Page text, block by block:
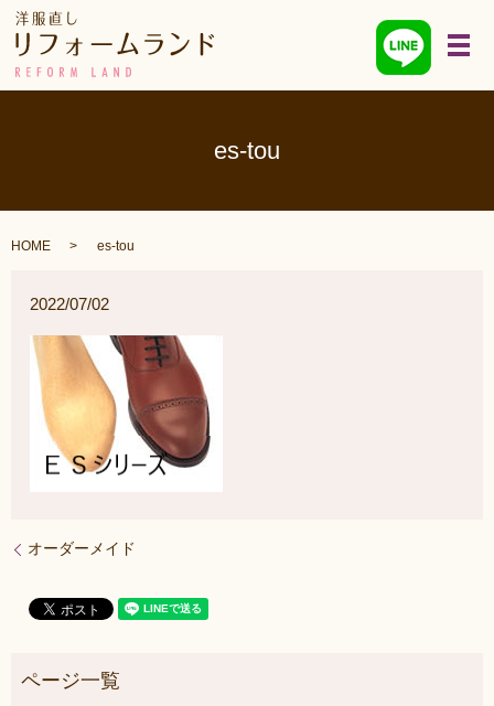
メ
es-tou
HOME es-tou
2022/07/02
オーダーメイド